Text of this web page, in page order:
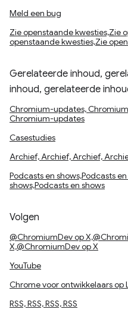
Meld een bug
Zie openstaande kwesties,Zie
openstaande kwesties,Zie
Gerelateerde inhoud,
inhoud, gerelateerde
Chromium-updates,
Chromium-updates
Casestudies
Archief, Archief, Archief,
Podcasts en shows,Podcasts
shows,Podcasts en shows
Volgen
@ChromiumDev op
X,@ChromiumDev op X
YouTube
Chrome voor ontwikkelaars op
RSS, RSS, RSS, RSS